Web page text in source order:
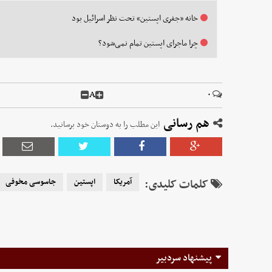
خانه «جفری اپستین» تحت نظر اسرائیل بود
چرا ماجرای اپستین تمام نمی‌شود؟
۰ A
هم رسانی این مطلب را به دوستان خود برسانید.
کلمات کلیدی: آمریکا اپستین جاسوسی مخوفی
پیشنهاد سردبیر